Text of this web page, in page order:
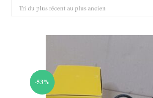
Tri du plus récent au plus ancien
-53%